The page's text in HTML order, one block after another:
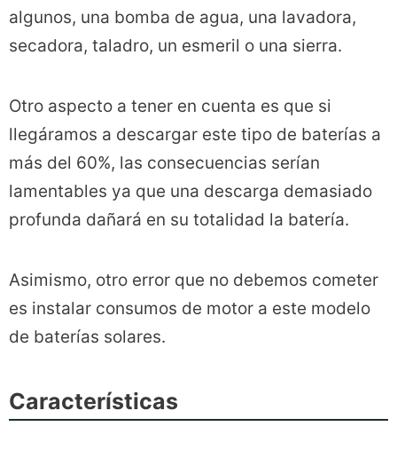
algunos, una bomba de agua, una lavadora,
secadora, taladro, un esmeril o una sierra.
Otro aspecto a tener en cuenta es que si
llegáramos a descargar este tipo de baterías a
más del 60%, las consecuencias serían
lamentables ya que una descarga demasiado
profunda dañará en su totalidad la batería.
Asimismo, otro error que no debemos cometer
es instalar consumos de motor a este modelo
de baterías solares.
Características